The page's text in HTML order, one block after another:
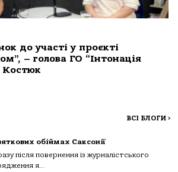
до участі у проєкті
– голова ГО “Інтонація
Костюк
ВСІ БЛОГИ >
обіймах Саксонії
після повернення із журналістського
я...